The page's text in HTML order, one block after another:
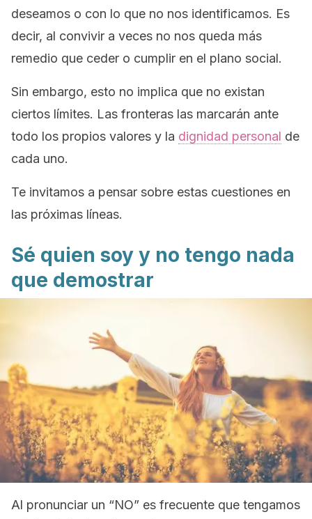
deseamos o con lo que no nos identificamos. Es
decir, al convivir a veces no nos queda más
remedio que ceder o cumplir en el plano social.
Sin embargo, esto no implica que no existan
ciertos límites. Las fronteras las marcarán ante
todo los propios valores y la dignidad personal de
cada uno.
Te invitamos a pensar sobre estas cuestiones en
las próximas líneas.
Sé quien soy y no tengo nada
que demostrar
Al pronunciar un “NO” es frecuente que tengamos